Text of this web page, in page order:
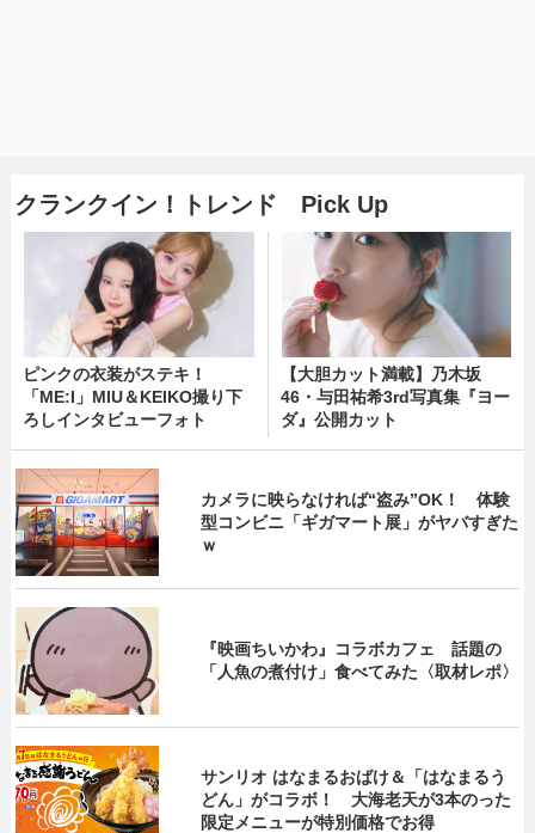
クランクイン！トレンド Pick Up
ピンクの衣装がステキ！
「ME:I」MIU＆KEIKO撮り下
ろしインタビューフォト
【大胆カット満載】乃木坂
46・与田祐希3rd写真集『ヨー
ダ』公開カット
カメラに映らなければ“盗み”OK！ 体験
型コンビニ「ギガマート展」がヤバすぎた
ｗ
『映画ちいかわ』コラボカフェ 話題の
「人魚の煮付け」食べてみた〈取材レポ〉
サンリオ はなまるおばけ＆「はなまるう
どん」がコラボ！ 大海老天が3本のった
限定メニューが特別価格でお得